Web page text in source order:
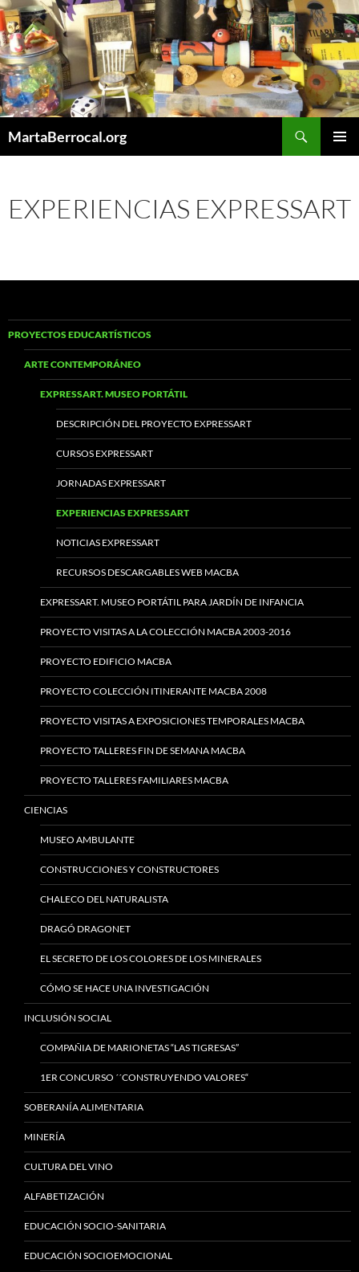
Saltar
al
contenido
MartaBerrocal.org
EXPERIENCIAS EXPRESSART
PROYECTOS EDUCARTÍSTICOS
ARTE CONTEMPORÁNEO
EXPRESSART. MUSEO PORTÁTIL
DESCRIPCIÓN DEL PROYECTO EXPRESSART
CURSOS EXPRESSART
JORNADAS EXPRESSART
EXPERIENCIAS EXPRESSART
NOTICIAS EXPRESSART
RECURSOS DESCARGABLES WEB MACBA
EXPRESSART. MUSEO PORTÁTIL PARA JARDÍN DE INFANCIA
PROYECTO VISITAS A LA COLECCIÓN MACBA 2003-2016
PROYECTO EDIFICIO MACBA
PROYECTO COLECCIÓN ITINERANTE MACBA 2008
PROYECTO VISITAS A EXPOSICIONES TEMPORALES MACBA
PROYECTO TALLERES FIN DE SEMANA MACBA
PROYECTO TALLERES FAMILIARES MACBA
CIENCIAS
MUSEO AMBULANTE
CONSTRUCCIONES Y CONSTRUCTORES
CHALECO DEL NATURALISTA
DRAGÓ DRAGONET
EL SECRETO DE LOS COLORES DE LOS MINERALES
CÓMO SE HACE UNA INVESTIGACIÓN
INCLUSIÓN SOCIAL
COMPAÑIA DE MARIONETAS “LAS TIGRESAS”
1ER CONCURSO ´´CONSTRUYENDO VALORES“
SOBERANÍA ALIMENTARIA
MINERÍA
CULTURA DEL VINO
ALFABETIZACIÓN
EDUCACIÓN SOCIO-SANITARIA
EDUCACIÓN SOCIOEMOCIONAL